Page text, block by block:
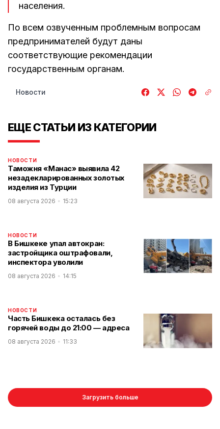
населения.
По всем озвученным проблемным вопросам
предпринимателей будут даны
соответствующие рекомендации
государственным органам.
Новости
ЕЩЕ СТАТЬИ ИЗ КАТЕГОРИИ
НОВОСТИ
Таможня «Манас» выявила 42
незадекларированных золотых
изделия из Турции
08 августа 2026 15:23
НОВОСТИ
В Бишкеке упал автокран:
застройщика оштрафовали,
инспектора уволили
08 августа 2026 14:15
НОВОСТИ
Часть Бишкека осталась без
горячей воды до 21:00 — адреса
08 августа 2026 11:33
Загрузить больше